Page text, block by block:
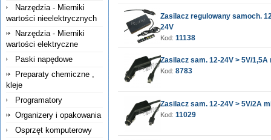
Narzędzia - Mierniki
wartości nieelektrycznych
Narzędzia - Mierniki
wartości elektryczne
Paski napędowe
Preparaty chemiczne ,
kleje
Programatory
Organizery i opakowania
Osprzęt komputerowy
Zasilacz regulowany samoch.
24V
Kod: 11138
Zasilacz sam. 12-24V > 5V/
Kod: 8783
Zasilacz sam. 12-24V > 5V/2A
Kod: 11029